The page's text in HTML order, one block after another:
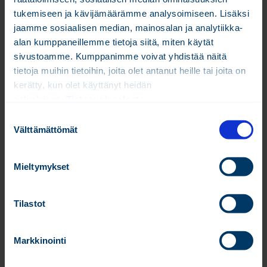
tukemiseen ja kävijämäärämme analysoimiseen. Lisäksi
jaamme sosiaalisen median, mainosalan ja analytiikka-
alan kumppaneillemme tietoja siitä, miten käytät
sivustoamme. Kumppanimme voivat yhdistää näitä
tietoja muihin tietoihin, joita olet antanut heille tai joita on
kerätty, kun olet käyttänyt heidän
Välttämättömät
Mieltymykset
Tilastot
Markkinointi
Onko talotekniset järjestelmäsi testattu
laboratorio- vai kenttäolosuhteissa?
14.03.2024 –Rakennusautomaatio | Kiinteistön elinkaari -
ratkaisut ja palvelut | Webinaari